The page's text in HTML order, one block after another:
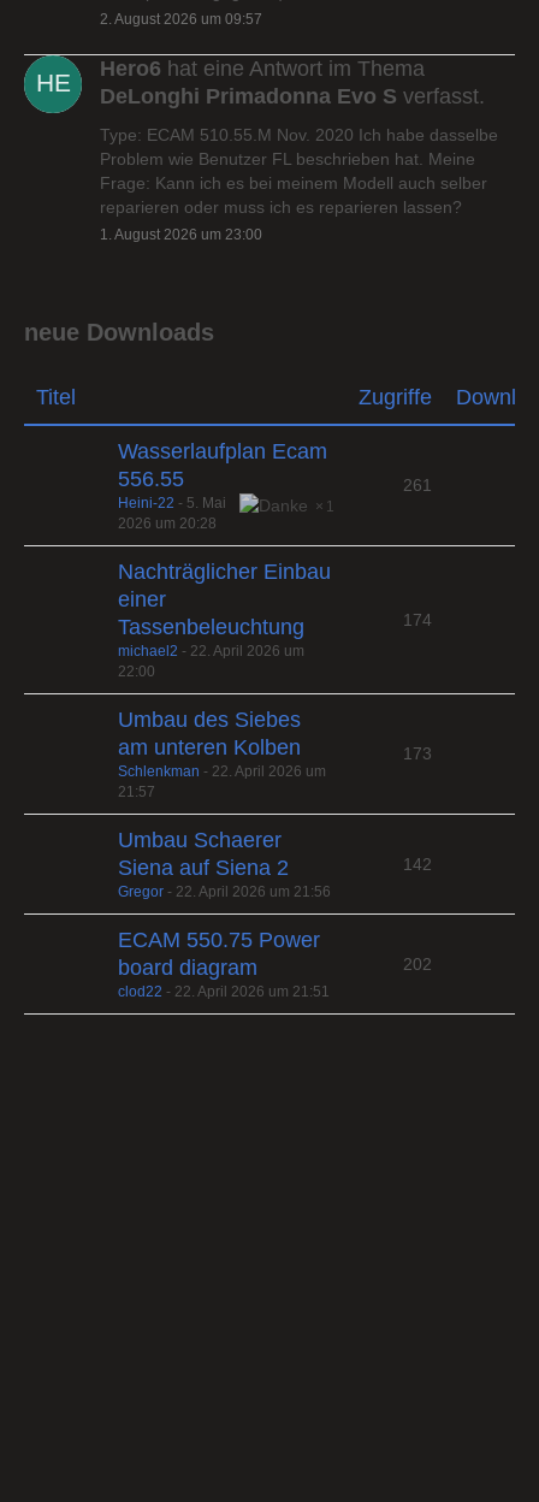
2. August 2026 um 09:57
Hero6 hat eine Antwort im Thema
DeLonghi Primadonna Evo S verfasst.
Type: ECAM 510.55.M Nov. 2020 Ich habe dasselbe
Problem wie Benutzer FL beschrieben hat. Meine
Frage: Kann ich es bei meinem Modell auch selber
reparieren oder muss ich es reparieren lassen?
1. August 2026 um 23:00
neue Downloads
Titel Zugriffe
Wasserlaufplan Ecam
556.55
1
Heini-22 - 5. Mai
2026 um 20:28
261
Nachträglicher Einbau
einer
Tassenbeleuchtung
michael2 - 22. April 2026 um
22:00
174
Umbau des Siebes
am unteren Kolben
Schlenkman - 22. April 2026 um
21:57
173
Umbau Schaerer
Siena auf Siena 2
Gregor - 22. April 2026 um 21:56
142
ECAM 550.75 Power
board diagram
clod22 - 22. April 2026 um 21:51
202